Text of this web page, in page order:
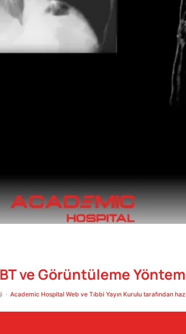
ve Görüntüleme
· Academic Hospital Web ve Tıbbi Yayın Kurulu tarafından